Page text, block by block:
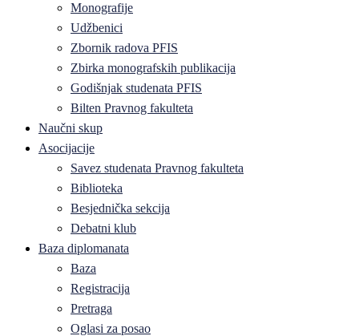
Monografije
Udžbenici
Zbornik radova PFIS
Zbirka monografskih publikacija
Godišnjak studenata PFIS
Bilten Pravnog fakulteta
Naučni skup
Asocijacije
Savez studenata Pravnog fakulteta
Biblioteka
Besjednička sekcija
Debatni klub
Baza diplomanata
Baza
Registracija
Pretraga
Oglasi za posao